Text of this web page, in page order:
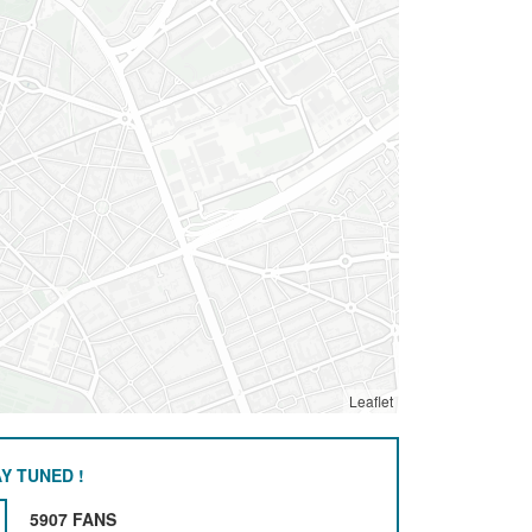
Leaflet
TUNED !
5907 FANS